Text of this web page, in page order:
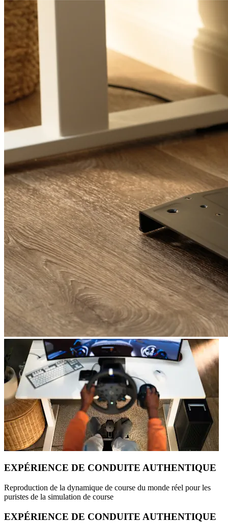
EXPÉRIENCE DE CONDUITE AUTHENTIQUE
Reproduction de la dynamique de course du monde réel pour les
puristes de la simulation de course
EXPÉRIENCE DE CONDUITE AUTHENTIQUE